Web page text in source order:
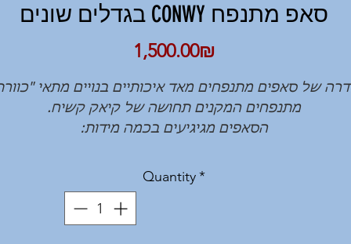
בגדלים שונים CONWY סאפ מתנפח
‏1,500.00 ‏₪Price
של סאפים מתנפחים מאד איכותיים בנויים מתאי
מתנפחים המקנים תחושה של קיאק קשיח.
הסאפים מגיגיעים בכמה מידות:
כולל משוט, ליש רגל, משאבה,
Quantity *